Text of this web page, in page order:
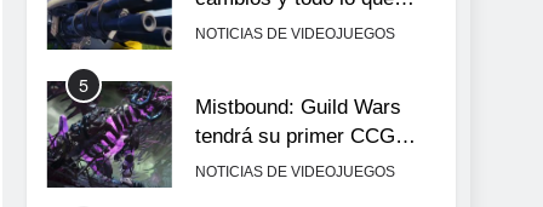
llega con el lanzamiento
NOTICIAS DE VIDEOJUEGOS
5
Mistbound: Guild Wars
tendrá su primer CCG
digital para PC y móviles
NOTICIAS DE VIDEOJUEGOS